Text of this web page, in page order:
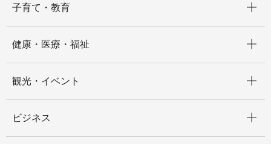
子育て・教育
健康・医療・福祉
観光・イベント
ビジネス